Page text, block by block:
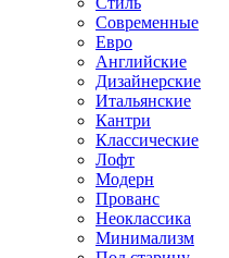
Современные
Евро
Английские
Дизайнерские
Итальянские
Кантри
Классические
Лофт
Модерн
Прованс
Неоклассика
Минимализм